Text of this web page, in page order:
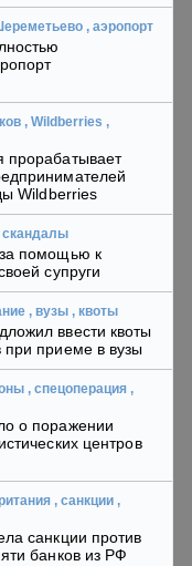
, аэропорт
, Wildberries ,
прорабатывает
Wildberries
скандалы
помощью к
супруги
, вузы , квоты
ввести квоты
приеме в вузы
, спецоперация ,
о поражении
центров
, санкции ,
санкции против
банков из РФ